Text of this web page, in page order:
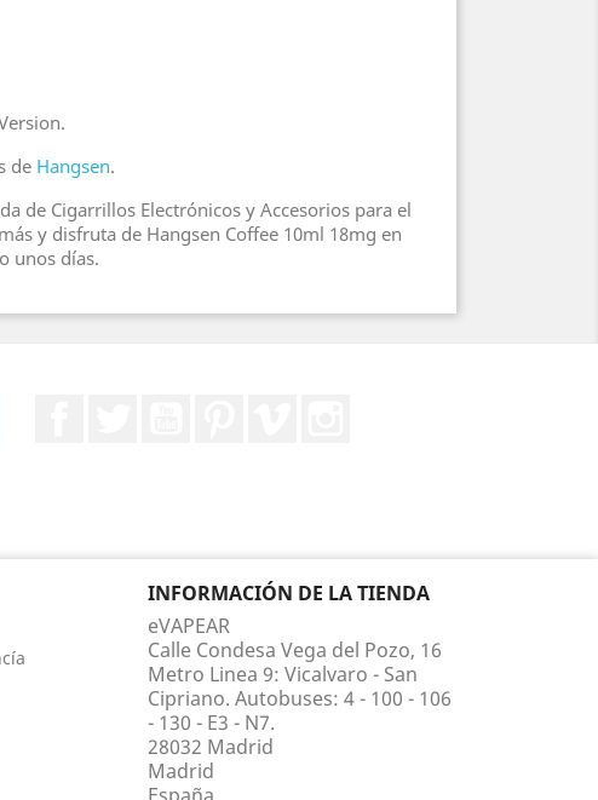
de Hangsen.
de Cigarrillos Electrónicos y Accesorios para el
y disfruta de Hangsen Coffee 10ml 18mg en
unos días.
INFORMACIÓN DE LA TIENDA
eVAPEAR
Calle Condesa Vega del Pozo, 16
Metro Linea 9: Vicalvaro - San
Cipriano. Autobuses: 4 - 100 - 106
- 130 - E3 - N7.
28032 Madrid
Madrid